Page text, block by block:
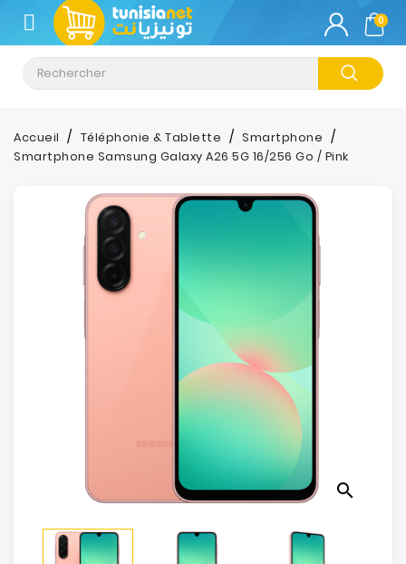
CATÉGORIE
Climatisation
Informatique
Sécurité
0
Accueil Téléphonie & Tablette
Smartphone
Smartphone Samsung Galaxy A26 5G 16/256 Go / Pink
search